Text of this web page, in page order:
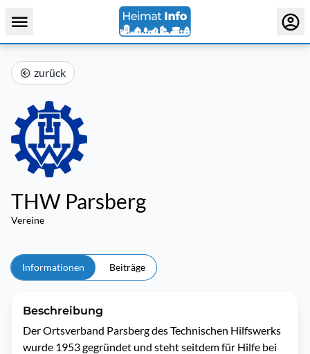
zurück
THW Parsberg
Vereine
Informationen Beiträge
Beschreibung
Der Ortsverband Parsberg des Technischen Hilfswerks
wurde 1953 gegründet und steht seitdem für Hilfe bei